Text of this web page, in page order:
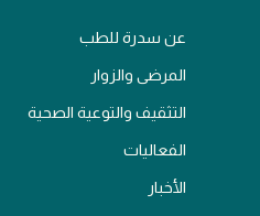
عن سدرة للطب
المرضى والزوار
التثقيف والتوعية الصحية
الفعاليات
الأخبار